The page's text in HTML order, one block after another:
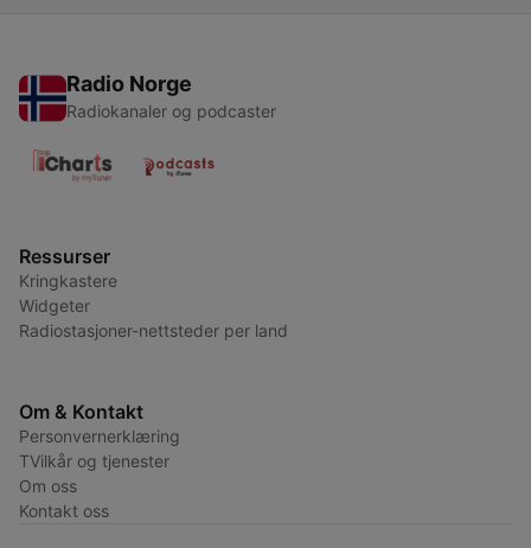
Radio Norge
Radiokanaler og podcaster
Ressurser
Kringkastere
Widgeter
Radiostasjoner-nettsteder per land
Om & Kontakt
Personvernerklæring
TVilkår og tjenester
Om oss
Kontakt oss